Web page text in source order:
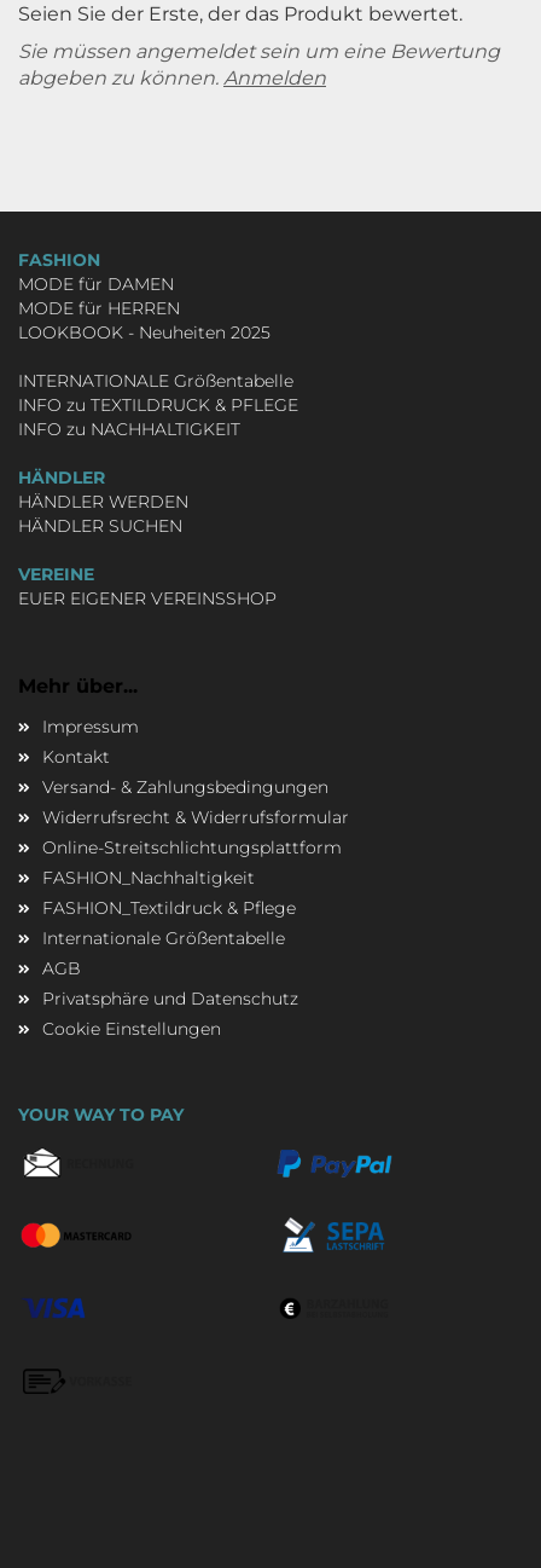
Seien Sie der Erste, der das Produkt bewertet.
Sie müssen angemeldet sein um eine Bewertung
abgeben zu können. Anmelden
FASHION
MODE für DAMEN
MODE für HERREN
LOOKBOOK - Neuheiten 2025
INTERNATIONALE Größentabelle
INFO zu TEXTILDRUCK & PFLEGE
INFO zu NACHHALTIGKEIT
HÄNDLER
HÄNDLER WERDEN
HÄNDLER SUCHEN
VEREINE
EUER EIGENER VEREINSSHOP
Mehr über...
Impressum
Kontakt
Versand- & Zahlungsbedingungen
Widerrufsrecht & Widerrufsformular
Online-Streitschlichtungsplattform
FASHION_Nachhaltigkeit
FASHION_Textildruck & Pflege
Internationale Größentabelle
AGB
Privatsphäre und Datenschutz
Cookie Einstellungen
YOUR WAY TO PAY